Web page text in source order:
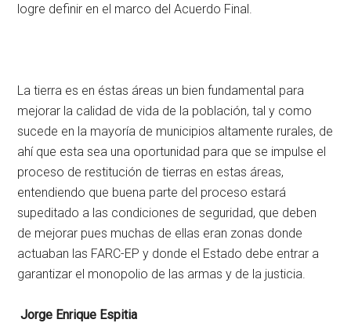
logre definir en el marco del Acuerdo Final.
La tierra es en éstas áreas un bien fundamental para
mejorar la calidad de vida de la población, tal y como
sucede en la mayoría de municipios altamente rurales, de
ahí que esta sea una oportunidad para que se impulse el
proceso de restitución de tierras en estas áreas,
entendiendo que buena parte del proceso estará
supeditado a las condiciones de seguridad, que deben
de mejorar pues muchas de ellas eran zonas donde
actuaban las FARC-EP y donde el Estado debe entrar a
garantizar el monopolio de las armas y de la justicia.
Jorge Enrique Espitia